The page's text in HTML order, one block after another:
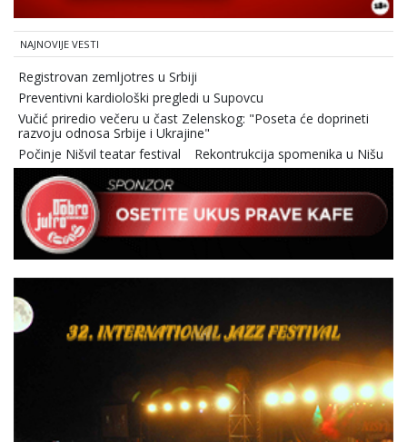
NAJNOVIJE VESTI
Registrovan zemljotres u Srbiji
Preventivni kardiološki pregledi u Supovcu
Vučić priredio večeru u čast Zelenskog: "Poseta će doprineti
razvoju odnosa Srbije i Ukrajine"
Počinje Nišvil teatar festival
Rekontrukcija spomenika u Nišu